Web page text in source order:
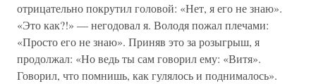
отрицательно покрутил головой: «Нет, я его не знаю».
«Это как?!» — негодовал я. Володя пожал плечами:
«Просто его не знаю». Приняв это за розыгрыш, я
продолжал: «Но ведь ты сам говорил ему: «Витя».
Говорил, что помнишь, как гулялось и поднималось».